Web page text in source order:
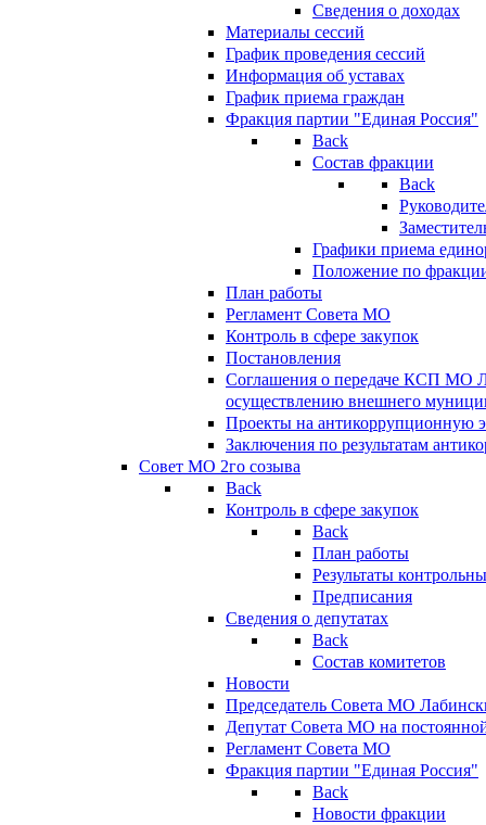
Сведения о доходах
Материалы сессий
График проведения сессий
Информация об уставах
График приема граждан
Фракция партии "Единая Россия"
Back
Состав фракции
Back
Графики приема
Положение по
План работы
Регламент Совета МО
Контроль в сфере закупок
Постановления
Соглашения о передаче КСП МО
осуществлению внешнего
Проекты на антикоррупционную
Заключения по результатам
Совет МО 2го созыва
Back
Контроль в сфере закупок
Back
План работы
Результаты
Предписания
Сведения о депутатах
Back
Состав комитетов
Новости
Председатель Совета МО
Депутат Совета МО на
Регламент Совета МО
Фракция партии "Единая Россия"
Back
Новости фракции